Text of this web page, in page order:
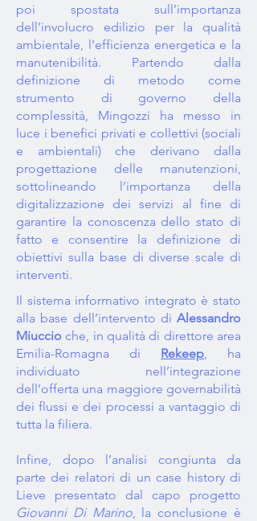
poi spostata sull’importanza
dell’involucro edilizio per la qualità
ambientale, l’efficienza energetica e la
manutenibilità. Partendo dalla
definizione di metodo come
strumento di governo della
complessità, Mingozzi ha messo in
luce i benefici privati e collettivi (sociali
e ambientali) che derivano dalla
progettazione delle manutenzioni,
sottolineando l’importanza della
digitalizzazione dei servizi al fine di
garantire la conoscenza dello stato di
fatto e consentire la definizione di
obiettivi sulla base di diverse scale di
interventi.
Il sistema informativo integrato è stato
alla base dell’intervento di Alessandro
Miuccio che, in qualità di direttore area
Emilia-Romagna di Rekeep, ha
individuato nell’integrazione
dell’offerta una maggiore governabilità
dei flussi e dei processi a vantaggio di
tutta la filiera.
Infine, dopo l’analisi congiunta da
parte dei relatori di un case history di
Lieve presentato dal capo progetto
Giovanni Di Marino, la conclusione è